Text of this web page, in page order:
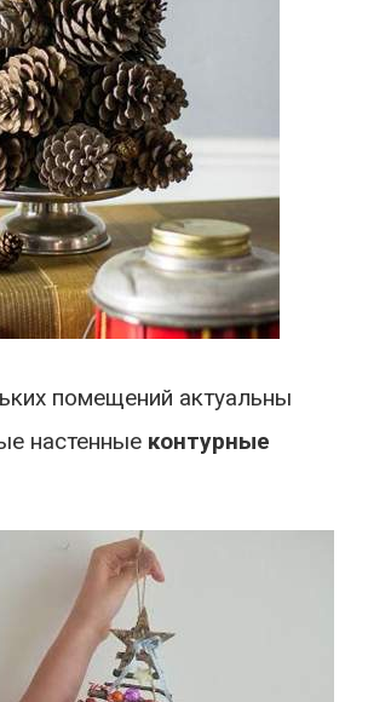
помещений актуальны
настенные контурные